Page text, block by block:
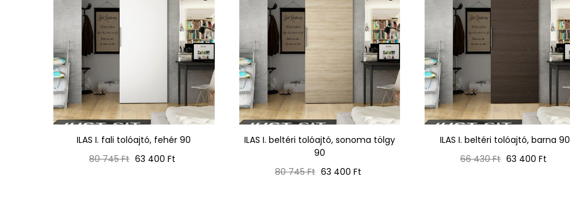
ILAS I. fali tolóajtó, fehér 90
Normál
80 745 Ft Ár
63 400 Ft
ILAS I. beltéri tolóajtó, sonoma tölgy
90
Normál
80 745 Ft Ár
63 400 Ft
ILAS I. beltéri tolóajtó, barna 90
Normál
66 430 Ft Ár
63 400 Ft